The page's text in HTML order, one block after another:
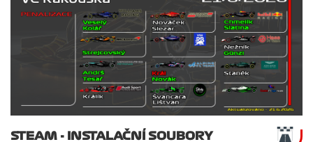
STEAM - INSTALAČNÍ SOUBORY